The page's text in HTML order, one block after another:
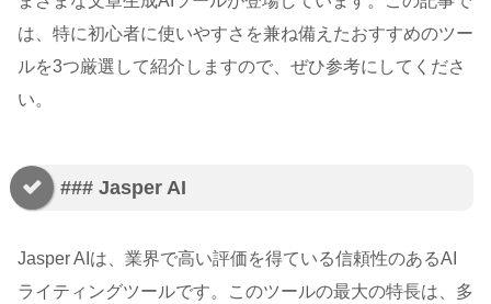
は、特に初心者に使いやすさを兼ね備えたおすすめのツー
ルを3つ厳選して紹介しますので、ぜひ参考にしてくださ
い。
### Jasper AI
Jasper AIは、業界で高い評価を得ている信頼性のあるAI
ライティングツールです。このツールの最大の特長は、多